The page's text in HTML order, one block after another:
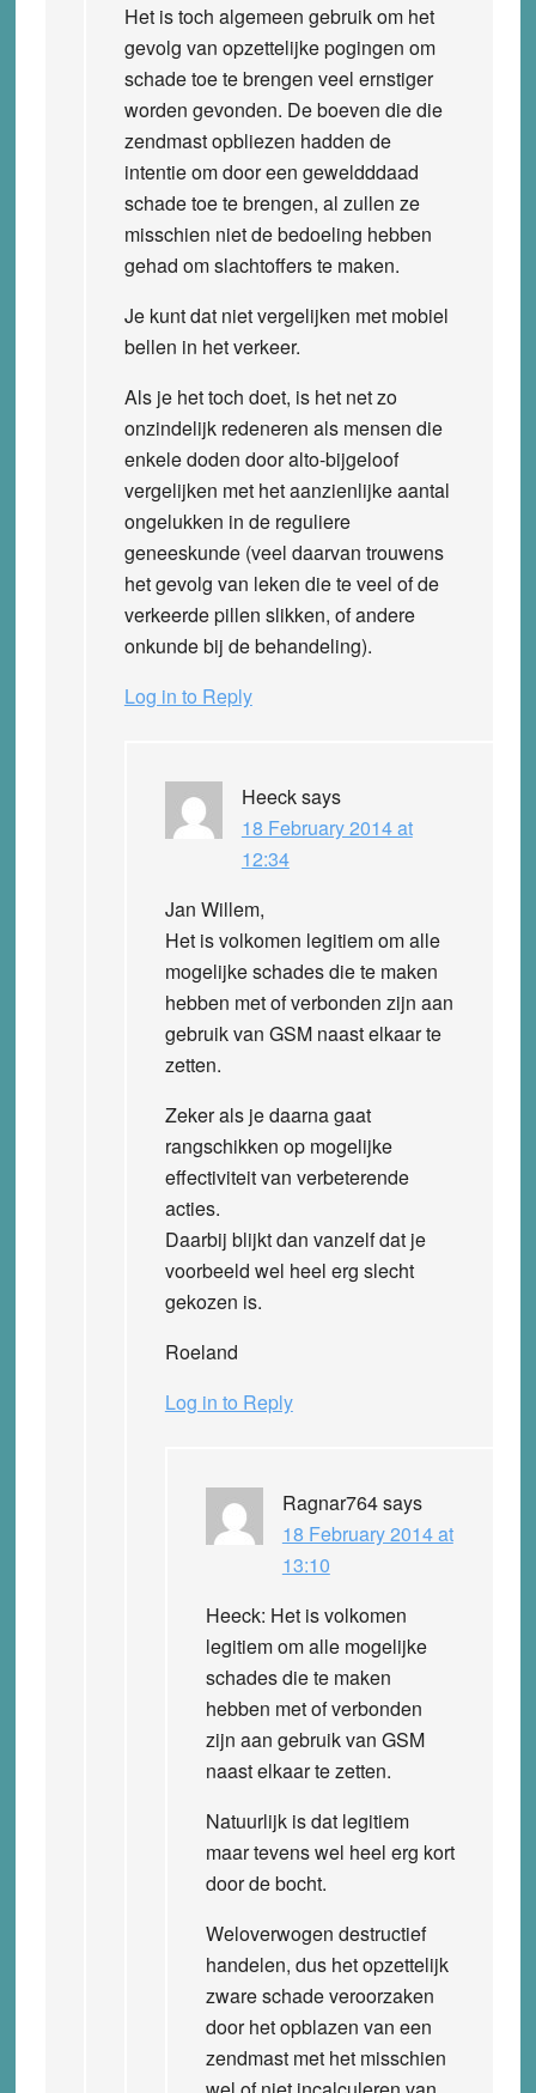
Het is toch algemeen gebruik om het
gevolg van opzettelijke pogingen om
schade toe te brengen veel ernstiger
worden gevonden. De boeven die die
zendmast opbliezen hadden de
intentie om door een geweldddaad
schade toe te brengen, al zullen ze
misschien niet de bedoeling hebben
gehad om slachtoffers te maken.
Je kunt dat niet vergelijken met mobiel
bellen in het verkeer.
Als je het toch doet, is het net zo
onzindelijk redeneren als mensen die
enkele doden door alto-bijgeloof
vergelijken met het aanzienlijke aantal
ongelukken in de reguliere
geneeskunde (veel daarvan trouwens
het gevolg van leken die te veel of de
verkeerde pillen slikken, of andere
onkunde bij de behandeling).
Log in to Reply
Heecksays
18 February 2014 at
12:34
Jan Willem,
Het is volkomen legitiem om alle
mogelijke schades die te maken
hebben met of verbonden zijn aan
gebruik van GSM naast elkaar te
zetten.
Zeker als je daarna gaat
rangschikken op mogelijke
effectiviteit van verbeterende
acties.
Daarbij blijkt dan vanzelf dat je
voorbeeld wel heel erg slecht
gekozen is.
Roeland
Log in to Reply
Ragnar764says
18 February 2014 at
13:10
Heeck: Het is volkomen
legitiem om alle mogelijke
schades die te maken
hebben met of verbonden
zijn aan gebruik van GSM
naast elkaar te zetten.
Natuurlijk is dat legitiem
maar tevens wel heel erg kort
door de bocht.
Weloverwogen destructief
handelen, dus het opzettelijk
zware schade veroorzaken
door het opblazen van een
zendmast met het misschien